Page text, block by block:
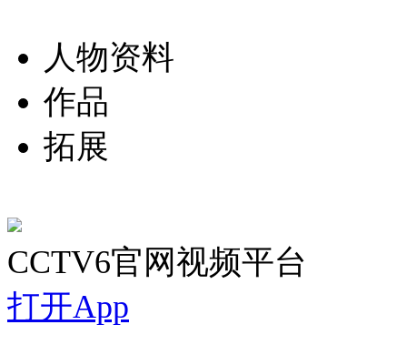
人物资料
作品
拓展
CCTV6官网视频平台
打开App